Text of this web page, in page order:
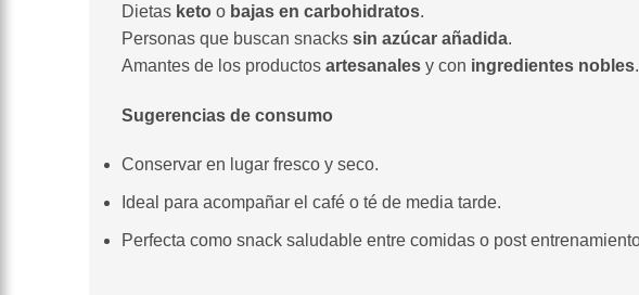
Dietas keto o bajas en carbohidratos.
Personas que buscan snackssin azúcar añadida.
Amantes de los productosartesanales y con ingredientes nobles.
Sugerencias de consumo
Conservar en lugar fresco y seco.
Ideal para acompañar el café o té de media tarde.
Perfecta como snack saludable entre comidas o post